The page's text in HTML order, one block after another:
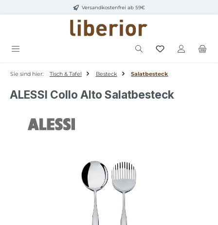
Zum Hauptinhalt springenVersandkostenfrei ab 59€
Sie sind hier: Tisch & Tafel Besteck Salatbesteck
ALESSI Collo Alto Salatbesteck
Bildergalerie überspringen